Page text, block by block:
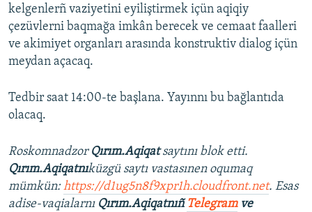
kelgenlerñ vaziyetini eyiliştirmek içün aqiqiy
çezüvlerni baqmağa imkân berecek ve cemaat faalleri
ve akimiyet organları arasında konstruktiv dialog içün
meydan açacaq.
Tedbir saat 14:00-te başlana. Yayınnı bu bağlantıda
olacaq.
Roskomnadzor Qırım.Aqiqatsaytını blok etti.
Qırım.Aqiqatnıküzgü saytı vastasınen oqumaq
mümkün:https://d1ug5n8f9xpr1h.cloudfront.net. Esas
adise-vaqialarnı Qırım.Aqiqatnıñ Telegramve